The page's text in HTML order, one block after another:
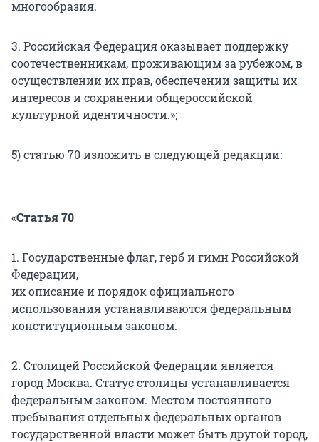
многообразия.
3. Российская Федерация оказывает поддержку
соотечественникам, проживающим за рубежом, в
осуществлении их прав, обеспечении защиты их
интересов и сохранении общероссийской
культурной идентичности.»;
5) статью 70 изложить в следующей редакции:
«Статья 70
1. Государственные флаг, герб и гимн Российской
Федерации,
их описание и порядок официального
использования устанавливаются федеральным
конституционным законом.
2. Столицей Российской Федерации является
город Москва. Статус столицы устанавливается
федеральным законом. Местом постоянного
пребывания отдельных федеральных органов
государственной власти может быть другой город,